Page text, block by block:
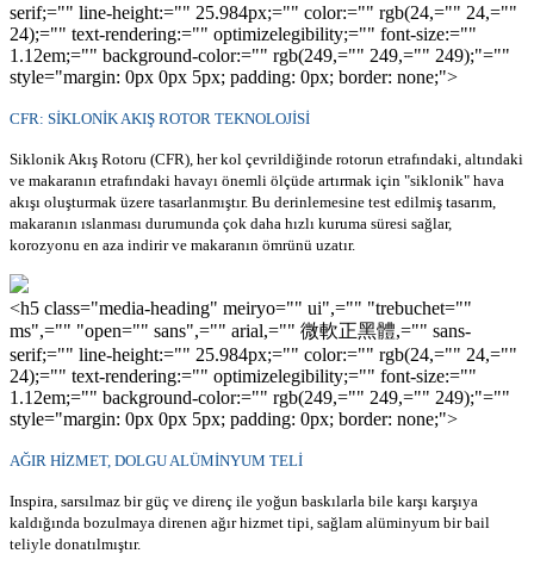
serif;="" line-height:="" 25.984px;="" color:="" rgb(24,="" 24,=""
24);="" text-rendering:="" optimizelegibility;="" font-size:=""
1.12em;="" background-color:="" rgb(249,="" 249,="" 249);"=""
style="margin: 0px 0px 5px; padding: 0px; border: none;">
CFR: SİKLONİK AKIŞ ROTOR TEKNOLOJİSİ
Siklonik Akış Rotoru (CFR), her kol çevrildiğinde rotorun etrafındaki, altındaki
ve makaranın etrafındaki havayı önemli ölçüde artırmak için "siklonik" hava
akışı oluşturmak üzere tasarlanmıştır. Bu derinlemesine test edilmiş tasarım,
makaranın ıslanması durumunda çok daha hızlı kuruma süresi sağlar,
korozyonu en aza indirir ve makaranın ömrünü uzatır.
<h5 class="media-heading" meiryo="" ui",="" "trebuchet=""
ms",="" "open="" sans",="" arial,="" 微軟正黑體,="" sans-
serif;="" line-height:="" 25.984px;="" color:="" rgb(24,="" 24,=""
24);="" text-rendering:="" optimizelegibility;="" font-size:=""
1.12em;="" background-color:="" rgb(249,="" 249,="" 249);"=""
style="margin: 0px 0px 5px; padding: 0px; border: none;">
AĞIR HİZMET, DOLGU ALÜMİNYUM TELİ
Inspira, sarsılmaz bir güç ve direnç ile yoğun baskılarla bile karşı karşıya
kaldığında bozulmaya direnen ağır hizmet tipi, sağlam alüminyum bir bail
teliyle donatılmıştır.